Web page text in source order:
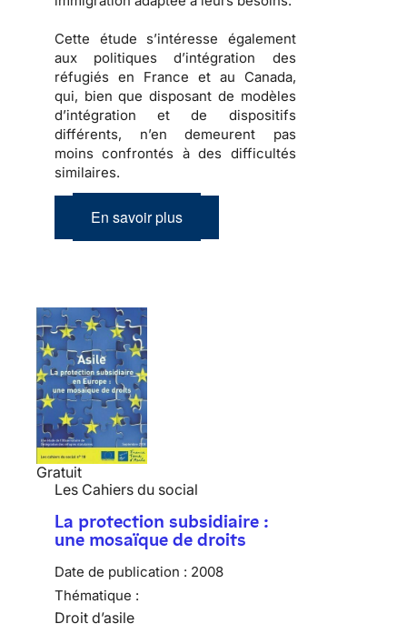
Cette étude s’intéresse également
aux politiques d’intégration des
réfugiés en France et au Canada,
qui, bien que disposant de modèles
d’intégration et de dispositifs
différents, n’en demeurent pas
moins confrontés à des difficultés
similaires.
En savoir plus
Gratuit
Les Cahiers du social
La protection subsidiaire :
une mosaïque de droits
Date de publication : 2008
Thématique :
Droit d’asile